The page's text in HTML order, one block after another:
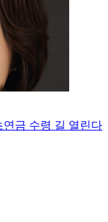
금 수령 길 열린다